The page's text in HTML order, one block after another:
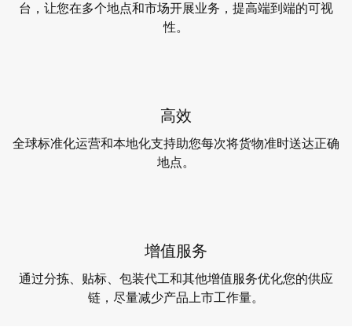
台，让您在多个地点和市场开展业务，提高端到端的可视
性。
高效
全球标准化运营和本地化支持助您每次将货物准时送达正确
地点。
增值服务
通过分拣、贴标、包装代工和其他增值服务优化您的供应
链，尽量减少产品上市工作量。